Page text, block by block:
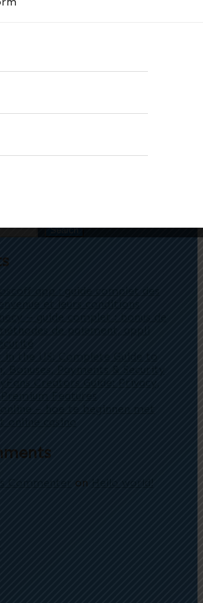
time I comment.
im Online-Glücksspiel: Wie
Plattformen das Nutzererlebnis
unterworfen, getrieben von
Search
on Hello world!